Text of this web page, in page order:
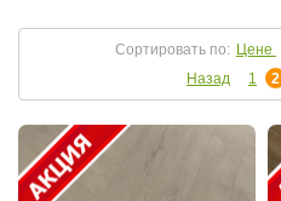
Сортировать по: Цене
Назад
1 2